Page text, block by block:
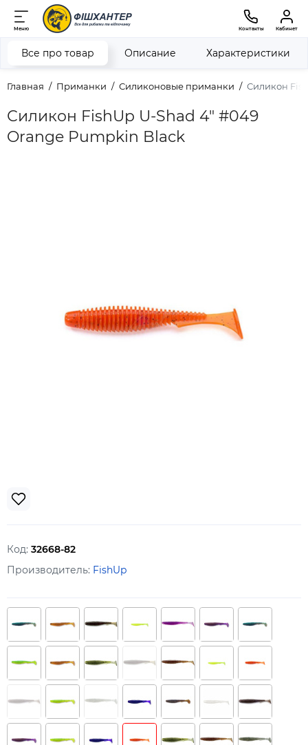
Меню Контакты Кабинет
Главная Приманки Силиконовые приманки Силикон
Силикон FishUp U-Shad 4" #049
Orange Pumpkin Black
Все про товар Описание Характеристики
Код: 32668-82
Производитель: FishUp